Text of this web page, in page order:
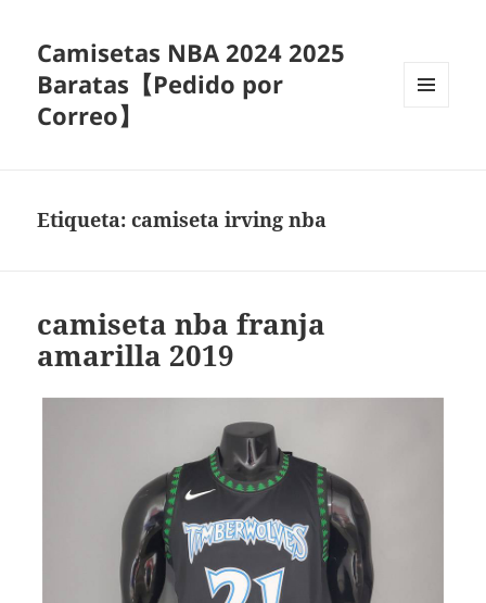
Camisetas NBA 2024 2025
Baratas【Pedido por
Correo】
Etiqueta:camiseta irving nba
camiseta nba franja
amarilla 2019